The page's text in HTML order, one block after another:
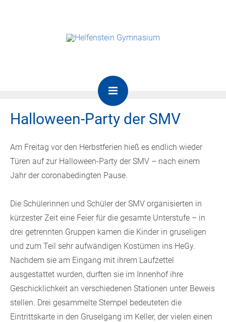
Halloween-Party der SMV
Am Freitag vor den Herbstferien hieß es endlich wieder
Türen auf zur Halloween-Party der SMV – nach einem
Jahr der coronabedingten Pause.
Die Schülerinnen und Schüler der SMV organisierten in
kürzester Zeit eine Feier für die gesamte Unterstufe – in
drei getrennten Gruppen kamen die Kinder in gruseligen
und zum Teil sehr aufwändigen Kostümen ins HeGy.
Nachdem sie am Eingang mit ihrem Laufzettel
ausgestattet wurden, durften sie im Innenhof ihre
Geschicklichkeit an verschiedenen Stationen unter Beweis
stellen. Drei gesammelte Stempel bedeuteten die
Eintrittskarte in den Gruselgang im Keller, der vielen einen